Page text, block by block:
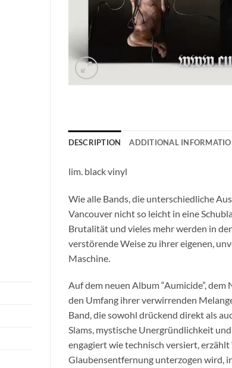
DESCRIPTION ADDITIONAL
lim. black vinyl
Wie alle Bands, die unterschiedliche
Vancouver nicht so leicht in eine
Brutalität und vieles mehr werden in
verstörende Weise zu ihrer eigenen,
Maschine.
Auf dem neuen Album “Aumicide”,
den Umfang ihrer verwirrenden
Band, die sowohl drückend direkt als
Slams, mystische Unergründlichkeit
engagiert wie technisch versiert, erzählt
Glaubensentfernung unterzogen wird,